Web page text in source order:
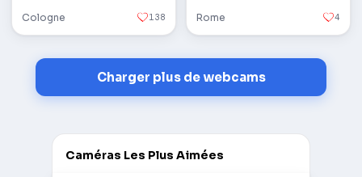
Cologne 138 Rome 4
Charger plus de webcams
Caméras Les Plus Aimées